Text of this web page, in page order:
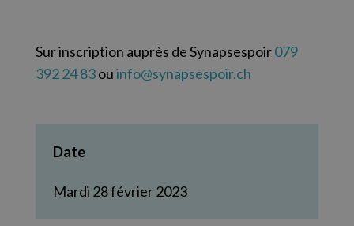
Sur inscription auprès de Synapsespoir079
392 24 83ouinfo@synapsespoir.ch
Date
Mardi 28 février 2023